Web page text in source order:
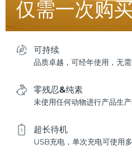
仅需一次购
可持续
品质卓越，可经年使用，无需
零残忍&纯素
未使用任何动物进行产品生产
超长待机
USB充电，单次充电可使用